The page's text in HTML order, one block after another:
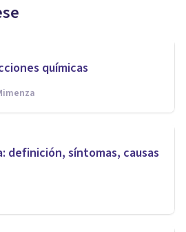
químicas
definición, síntomas, causas